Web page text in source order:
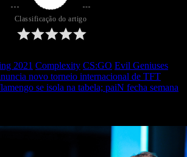
Classificação do artigo
2021 Complexity CS:GO Evil Geniuses
novo torneio internacional de TFT
se isola na tabela; paiN fecha semana